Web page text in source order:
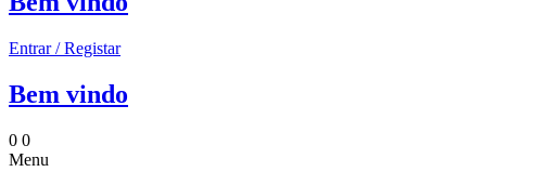
Entrar / Registar
Bem vindo
0 0
Menu